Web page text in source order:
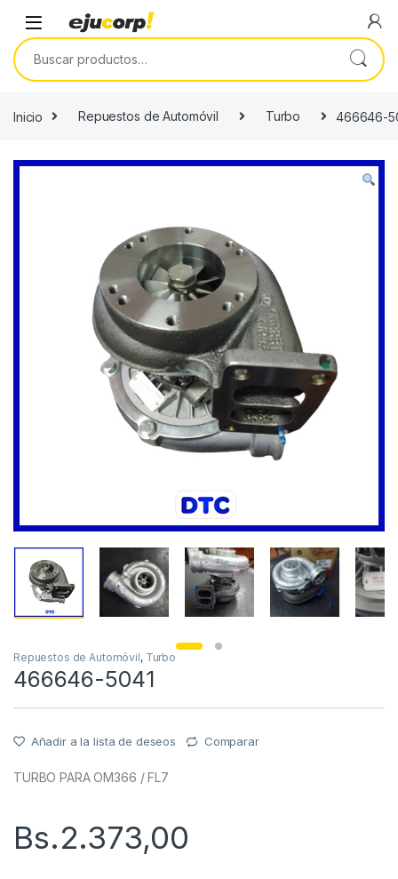
Buscar por:
Inicio Repuestos de Automóvil Turbo 466646-
Repuestos de Automóvil, Turbo
466646-5041
Añadir a la lista de deseos Comparar
TURBO PARA OM366 / FL7
Bs.2.373,00